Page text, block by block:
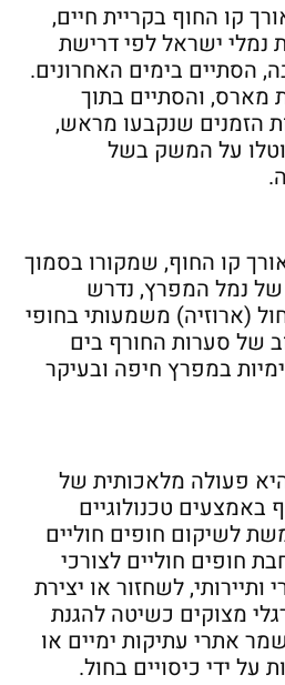
קו החוף בקריית חיים,
נמלי ישראל לפי דרישת
הסתיים בימים האחרונים.
מארס, והסתיים בתוך
הזמנים שנקבעו מראש,
על המשק בשל
קו החוף, שמקורו בסמוך
נמל המפרץ, נדרש
(ארוזיה) משמעותי בחופי
של סערות החורף בים
במפרץ חיפה ובעיקר
פעולה מלאכותית של
באמצעים טכנולוגיים
לשיקום חופים חוליים
חופים חוליים לצורכי
ותיירותי, לשחזור או יצירת
מצוקים כשיטה להגנת
אתרי עתיקות ימיים או
על ידי כיסויים בחול.